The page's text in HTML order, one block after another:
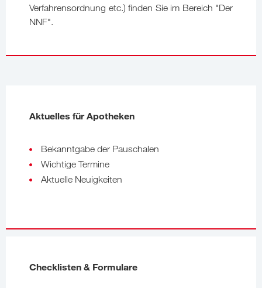
Verfahrensordnung etc.) finden Sie im Bereich "Der
NNF".
Aktuelles für Apotheken
Bekanntgabe der Pauschalen
Wichtige Termine
Aktuelle Neuigkeiten
Checklisten & Formulare